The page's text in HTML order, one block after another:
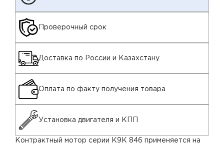
Проверочный срок
Доставка по России и Казахстану
Оплата по факту получения товара
Установка двигателя и КПП
Контрактный мотор серии K9K 846 применяется на